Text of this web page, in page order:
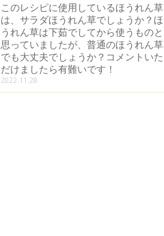
このレシピに使用しているほうれん草
は、サラダほうれん草でしょうか？ほ
うれん草は下茹でしてから使うものと
思っていましたが、普通のほうれん草
でも大丈夫でしょうか？コメントいた
だけましたら有難いです！
2022.11.28